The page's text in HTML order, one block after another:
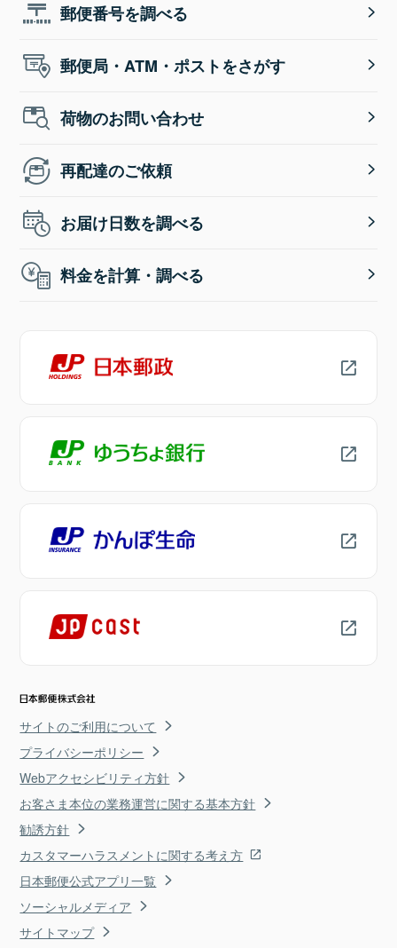
郵便番号を調べる
郵便局・ATM・ポストをさがす
荷物のお問い合わせ
再配達のご依頼
お届け日数を調べる
料金を計算・調べる
サイトのご利用について
プライバシーポリシー
Webアクセシビリティ方針
お客さま本位の業務運営に関する基本方針
勧誘方針
カスタマーハラスメントに関する考え方
日本郵便公式アプリ一覧
ソーシャルメディア
サイトマップ